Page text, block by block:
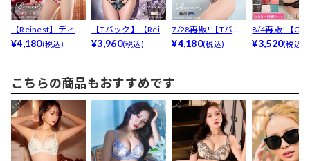
【Reinest】ディー
プマーベラスフ...
¥4,180(税込)
【Tバック】【Rein
est】【永尾ま...
¥3,960(税込)
7/28再販!【Tバッ
ク】【Reine...
¥4,180(税込)
8/4再販!【GH
ズ】【3点セッ
¥3,520(税込)
こちらの商品もおすすめです